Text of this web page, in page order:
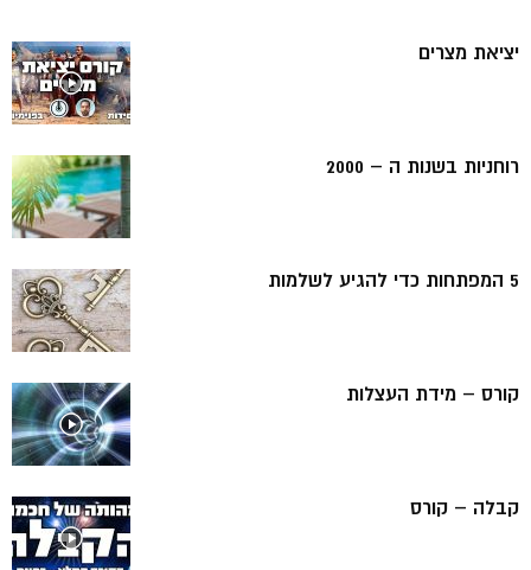
יציאת מצרים
רוחניות בשנות ה – 2000
5 המפתחות כדי להגיע לשלמות
קורס – מידת העצלות
קבלה – קורס